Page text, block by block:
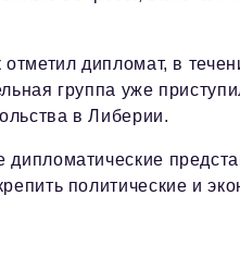
дипломат, в
группа уже
в Либерии.
политические и